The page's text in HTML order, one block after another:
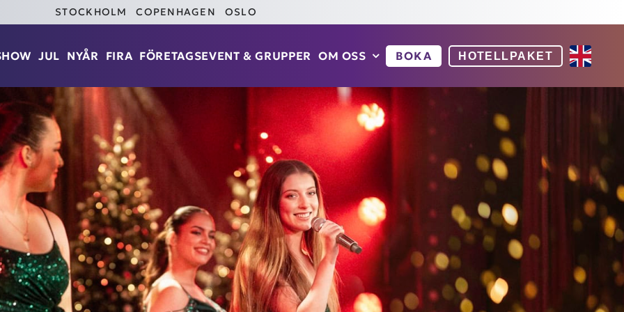
STOCKHOLM COPENHAGEN OSLO
JUL NYÅR FIRA FÖRETAGSEVENT& GRUPPER OM OSS BOKA HOTELLPAKET